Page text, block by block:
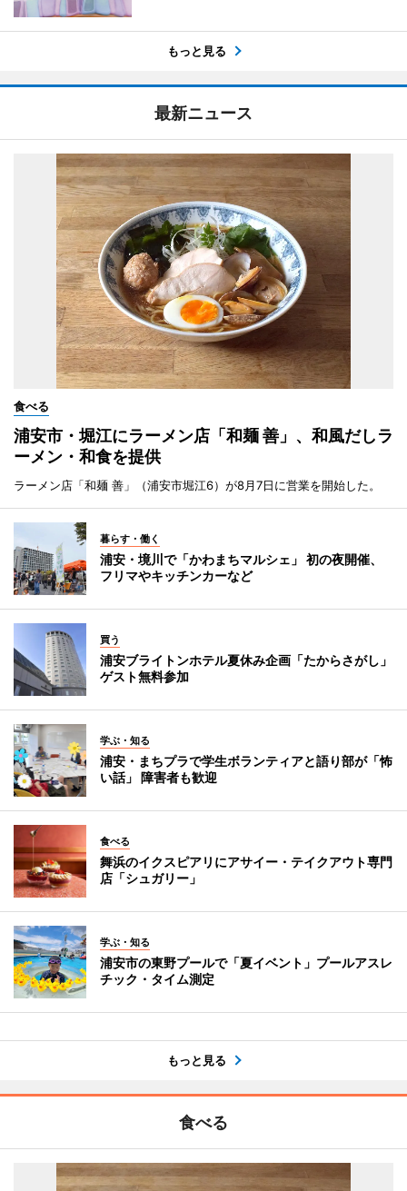
もっと見る
最新ニュース
食べる
浦安市・堀江にラーメン店「和麺 善」、和風だしラ
ーメン・和食を提供
ラーメン店「和麺 善」（浦安市堀江6）が8月7日に営業を開始した。
暮らす・働く
浦安・境川で「かわまちマルシェ」 初の夜開催、
フリマやキッチンカーなど
買う
浦安ブライトンホテル夏休み企画「たからさがし」
ゲスト無料参加
学ぶ・知る
浦安・まちプラで学生ボランティアと語り部が「怖
い話」 障害者も歓迎
食べる
舞浜のイクスピアリにアサイー・テイクアウト専門
店「シュガリー」
学ぶ・知る
浦安市の東野プールで「夏イベント」プールアスレ
チック・タイム測定
もっと見る
食べる